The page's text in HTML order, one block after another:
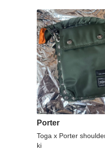
Porter
Toga x Porter
ki